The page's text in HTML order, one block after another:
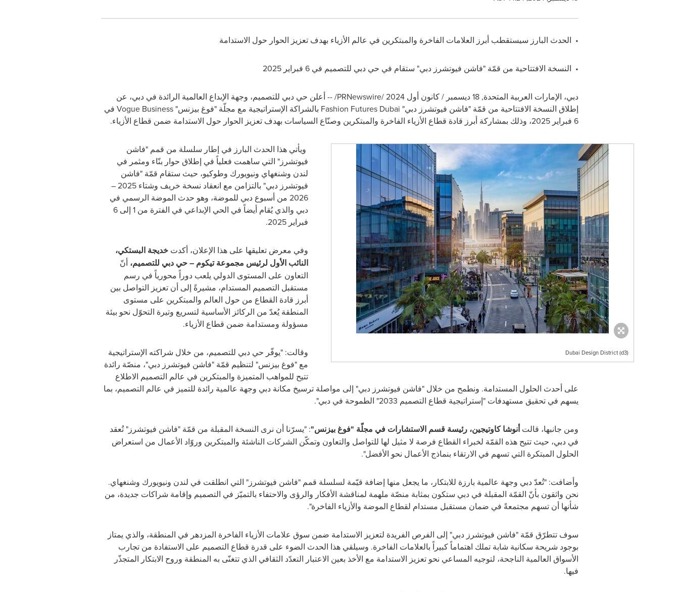
• الحدث البارز سيستقطب أبرز العلامات الفاخرة والمبتكرين في عالم الأزياء بهدف تعزيز الحوار حول الاستدامة
• النسخة الافتتاحية من قمّة "فاشن فيوتشرز دبي" ستقام في حي دبي للتصميم في 6 فبراير 2025
دبي، الإمارات العربية المتحدة,18 ديسمبر / كانون أول 2024 /PRNewswire/ -- أعلن حي دبي للتصميم، وجهة الإبداع العالمية الرائدة في دبي، عن
إطلاق النسخة الافتتاحية من قمّة "فاشن فيوتشرز دبي" Fashion Futures Dubai بالشراكة الإستراتيجية مع مجلّة "فوغ بيزنس" Vogue Business في
6 فبراير 2025، وذلك بمشاركة أبرز قادة قطاع الأزياء الفاخرة والمبتكرين وصنّاع السياسات بهدف تعزيز الحوار حول الاستدامة ضمن قطاع الأزياء.
Dubai Design District (d3)
ويأتي هذا الحدث البارز في إطار سلسلة من قمم "فاشن
فيوتشرز" التي ساهمت فعلياً في إطلاق حوار بنّاء ومثمر في
لندن وشنغهاي ونيويورك وطوكيو، حيث ستقام قمّة "فاشن
فيوتشرز دبي" بالتزامن
مع انعقاد نسخة خريف وشتاء 2025 –
2026 من أسبوع دبي للموضة، وهو حدث الموضة الرسمي في
دبي والذي يُقام أيضاً في الحي الإبداعي في الفترة من 1 إلى 6
فبراير 2025.
وفي معرض تعليقها على هذا الإعلان، أكدتخديجة البستكي،
النائب الأول لرئيس مجموعة تيكوم – حي دبي للتصميم،أنّ
التعاون على المستوى الدولي يلعب دوراً محورياً في رسم
مستقبل التصميم المستدام، مشيرةً إلى أن تعزيز التواصل بين
أبرز قادة القطاع من حول العالم والمبتكرين على مستوى
المنطقة يُعدّ من الركائز الأساسية لتسريع وتيرة التحوّل نحو بيئة
مسؤولة ومستدامة ضمن قطاع الأزياء.
وقالت: "يوفّر حي دبي للتصميم، من خلال شراكته الإستراتيجية
مع "فوغ بيزنس" لتنظيم قمّة "فاشن فيوتشرز دبي"، منصّة رائدة
تتيح للمواهب المتميزة والمبتكرين في عالم التصميم الاطلاع
على أحدث الحلول المستدامة. ونطمح من خلال "فاشن فيوتشرز دبي" إلى مواصلة ترسيخ مكانة دبي وجهة عالمية رائدة للتميز في عالم التصميم، بما
يسهم في تحقيق مستهدفات "إستراتيجية قطاع التصميم 2033" الطموحة في دبي".
ومن جانبها، قالتأنوشا كاوتيجين، رئيسة قسم الاستشارات في مجلّة "فوغ بيزنس": "يسرّنا أن نرى النسخة المقبلة من قمّة "فاشن فيوتشرز" تُعقد
في دبي، حيث تتيح هذه القمّة لخبراء القطاع فرصة لا مثيل لها للتواصل والتعاون وتمكّن الشركات الناشئة والمبتكرين وروّاد الأعمال من استعراض
الحلول المبتكرة التي تسهم في الارتقاء بنماذج الأعمال نحو الأفضل".
وأضافت: "تُعدّ دبي وجهة عالمية بارزة للابتكار، ما يجعل منها إضافة قيّمة لسلسلة قمم "فاشن فيوتشرز" التي انطلقت في لندن ونيويورك وشنغهاي.
نحن واثقون بأنّ القمّة المقبلة في دبي ستكون بمثابة منصّة ملهمة لمناقشة الأفكار والرؤى والاحتفاء بالتميّز في التصميم وإقامة شراكات جديدة، من
شأنها أن تسهم مجتمعةً في ضمان مستقبل مستدام لقطاع الموضة والأزياء الفاخرة".
سوف تتطرّق قمّة "فاشن فيوتشرز دبي" إلى الفرص الفريدة لتعزيز الاستدامة ضمن سوق علامات الأزياء الفاخرة المزدهر في المنطقة، والذي يمتاز
بوجود شريحة سكانية شابة تملك اهتماماً كبيراً بالعلامات الفاخرة. وسيلقي هذا الحدث الضوء على قدرة قطاع التصميم على الاستفادة من تجارب
الأسواق العالمية الناجحة، لتوجيه المساعي نحو تعزيز الاستدامة مع الأخذ بعين الاعتبار التعدّد الثقافي الذي تتغنّى به المنطقة وروح الابتكار المتجذّر
فيها.